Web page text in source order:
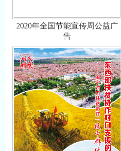
2020年全国节能宣传周公益广
告